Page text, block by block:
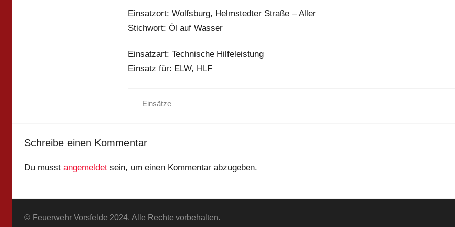
Einsatzort: Wolfsburg, Helmstedter Straße – Aller
Stichwort: Öl auf Wasser
Einsatzart: Technische Hilfeleistung
Einsatz für: ELW, HLF
Einsätze
Schreibe einen Kommentar
Du musst angemeldet sein, um einen Kommentar abzugeben.
© Feuerwehr Vorsfelde 2024, Alle Rechte vorbehalten.